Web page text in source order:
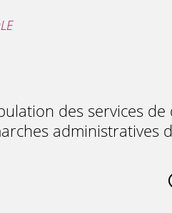
des services
administratives